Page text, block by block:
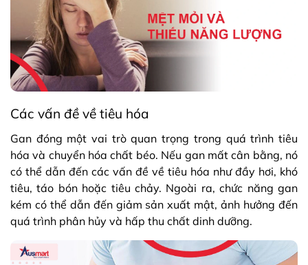
Các vấn đề về tiêu hóa
Gan đóng một vai trò quan trọng trong quá trình tiêu
hóa và chuyển hóa chất béo. Nếu gan mất cân bằng, nó
có thể dẫn đến các vấn đề về tiêu hóa như đầy hơi, khó
tiêu, táo bón hoặc tiêu chảy. Ngoài ra, chức năng gan
kém có thể dẫn đến giảm sản xuất mật, ảnh hưởng đến
quá trình phân hủy và hấp thu chất dinh dưỡng.